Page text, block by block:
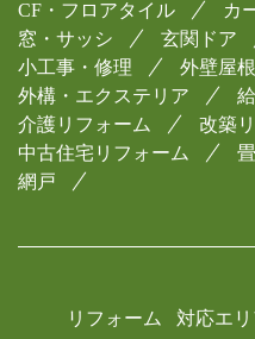
CF・フロアタイル
カ
窓・サッシ
玄関ドア
小工事・修理
外壁屋
外構・エクステリア
介護リフォーム
改築
中古住宅リフォーム
畳
網戸
リフォーム 対応エ